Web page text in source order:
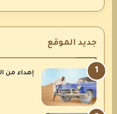
جديد الموقع
إهداء من